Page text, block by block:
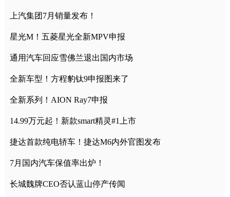
上汽集团7月销量发布！
星光M！五菱星光全新MPV申报
通用汽车回应雪佛兰退出国内市场
全新车型！方程豹钛9申报图来了
全新系列！AION Ray7申报
14.99万元起！新款smart精灵#1上市
捷达首款纯电轿车！捷达M6内外官图发布
7月国内汽车保值率出炉！
长城魏牌CEO否认蓝山停产传闻